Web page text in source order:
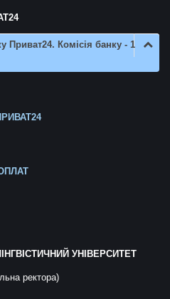
Приват24. Комісія банку - 1
УНІВЕРСИТЕТ
ректора)